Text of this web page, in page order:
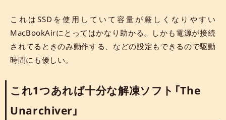
これはSSDを使用していて容量が厳しくなりやすい
MacBookAirにとってはかなり助かる。しかも電源が接続
されてるときのみ動作する、などの設定もできるので駆動
時間にも優しい。
これ1つあれば十分な解凍ソフト「The
Unarchiver」